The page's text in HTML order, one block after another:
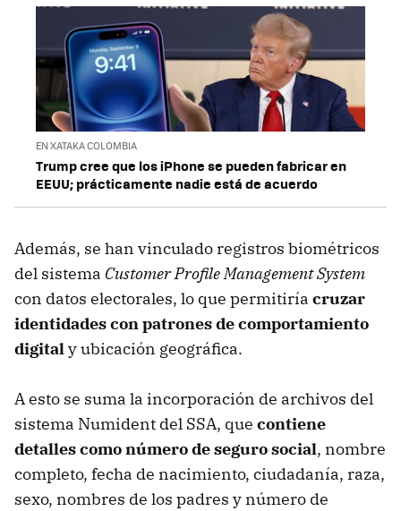
EN XATAKA COLOMBIA
Trump cree que los iPhone se pueden fabricar en
EEUU; prácticamente nadie está de acuerdo
Además, se han vinculado registros biométricos
del sistema Customer Profile Management System
con datos electorales, lo que permitiría cruzar
identidades con patrones de comportamiento
digitaly ubicación geográfica.
A esto se suma la incorporación de archivos del
sistema Numident del SSA, que contiene
detalles como número de seguro social, nombre
completo, fecha de nacimiento, ciudadanía, raza,
sexo, nombres de los padres y número de